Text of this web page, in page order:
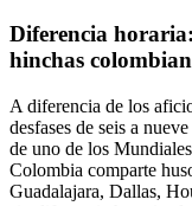
Diferencia
hinchas
A diferencia de los
desfases de seis a
de uno de los
Colombia comparte
Guadalajara, Dallas,